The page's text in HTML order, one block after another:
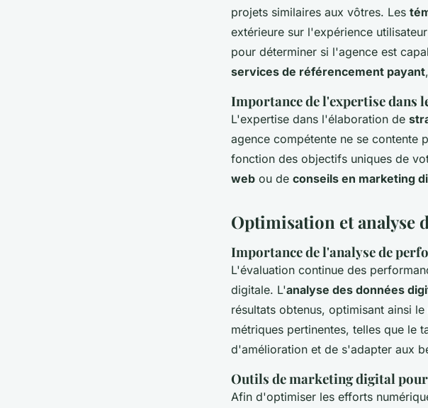
projets similaires aux vôtres. Les
extérieure sur l'expérience
pour déterminer si l'agence est
services de référencement payant
Importance de l'expertise dans
L'expertise dans l'élaboration de
agence compétente ne se contente
fonction des objectifs uniques de
web ou de conseils en marketing
Optimisation et analyse
Importance de l'analyse de
L'évaluation continue des
digitale. L'analyse des données
résultats obtenus, optimisant ainsi le
métriques pertinentes, telles que le
d'amélioration et de s'adapter aux
Outils de marketing digital
Afin d'optimiser les efforts